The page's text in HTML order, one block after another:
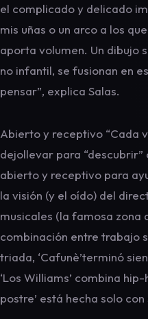
el complicado y delicado
mis uñas o un arco a los
aporta volumen. Un dibujo
no infantil, se fusionan en
pensar”, explica Salas.
Abierto y receptivo “Cada
dejollevar para
abierto y receptivo para
la visión (y el oído) del
musicales (la famosa zona
combinación entre trabajo
triada, ‘Cafunè’terminó
‘Los Williams’ combina
postre’ está hecha solo